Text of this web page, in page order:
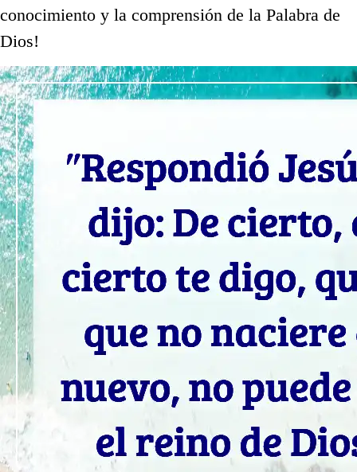
conocimiento y la comprensión de la Palabra de
Dios!